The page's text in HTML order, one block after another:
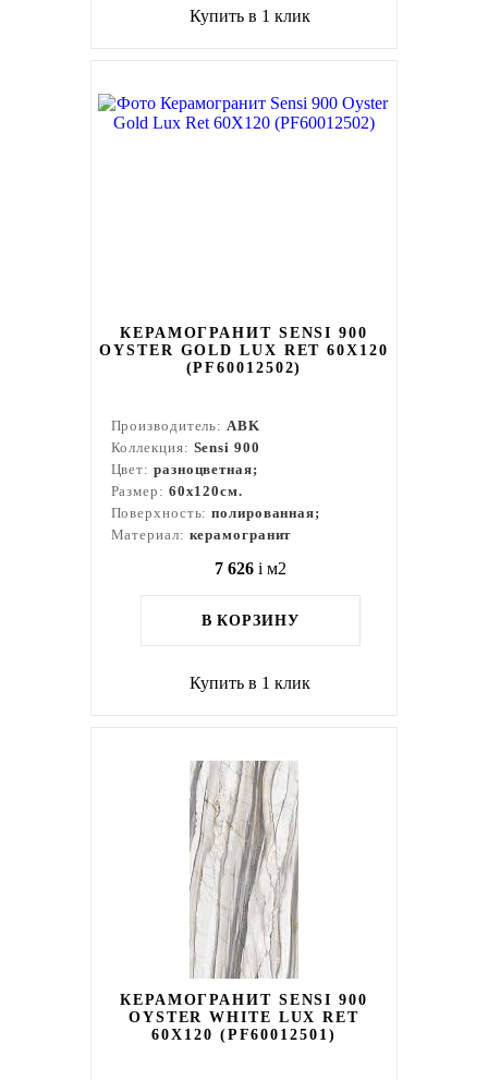
Купить в 1 клик
КЕРАМОГРАНИТ SENSI 900
OYSTER GOLD LUX RET 60X120
(PF60012502)
Производитель:ABK
Коллекция: Sensi 900
Цвет: разноцветная;
Размер: 60x120см.
Поверхность:полированная;
Материал: керамогранит
7 626 i м2
В КОРЗИНУ
Купить в 1 клик
КЕРАМОГРАНИТ SENSI 900
OYSTER WHITE LUX RET
60X120 (PF60012501)